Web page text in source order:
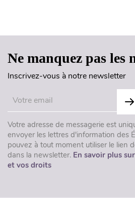
Ne manquez pas les
Inscrivez-vous à notre newsletter
Votre adresse de messagerie est
envoyer les lettres d'information des
pouvez à tout moment utiliser le lien
dans la newsletter. En savoir plus
et vos droits